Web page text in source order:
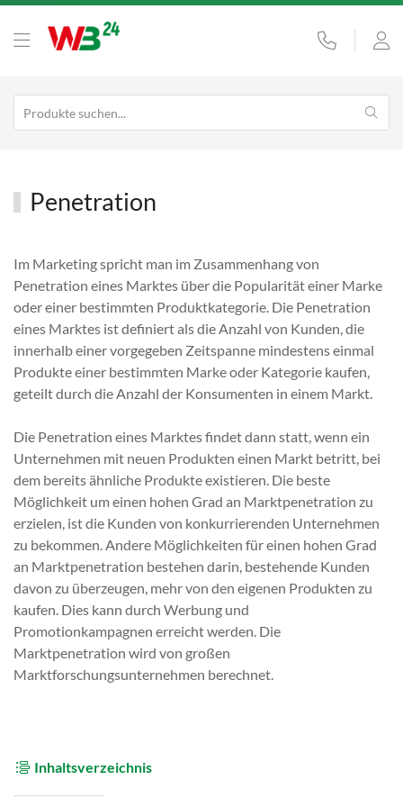
Inhaltsverzeichnis
Penetration
Im Marketing spricht man im Zusammenhang von
Penetration eines Marktes über die Popularität einer Marke
oder einer bestimmten Produktkategorie. Die Penetration
eines Marktes ist definiert als die Anzahl von Kunden, die
innerhalb einer vorgegeben Zeitspanne mindestens einmal
Produkte einer bestimmten Marke oder Kategorie kaufen,
geteilt durch die Anzahl der Konsumenten in einem Markt.
Die Penetration eines Marktes findet dann statt, wenn ein
Unternehmen mit neuen Produkten einen Markt betritt, bei
dem bereits ähnliche Produkte existieren. Die beste
Möglichkeit um einen hohen Grad an Marktpenetration zu
erzielen, ist die Kunden von konkurrierenden Unternehmen
zu bekommen. Andere Möglichkeiten für einen hohen Grad
an Marktpenetration bestehen darin, bestehende Kunden
davon zu überzeugen, mehr von den eigenen Produkten zu
kaufen. Dies kann durch Werbung und
Promotionkampagnen erreicht werden. Die
Marktpenetration wird von großen
Marktforschungsunternehmen berechnet.